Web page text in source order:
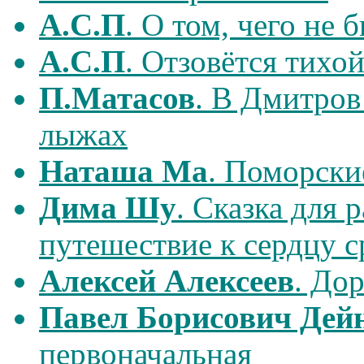
А.С.П. О том, чего не
А.С.П. Отзовётся
П.Матасов. В
лыжах
Наташа Ма.
Дима Шу. Сказка для
путешествие к сердцу
Алексей Алексеев.
Павел Борисович
первоначальная